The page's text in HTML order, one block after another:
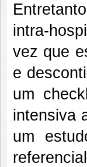
intra-
vez que
e
um
intensiva
um